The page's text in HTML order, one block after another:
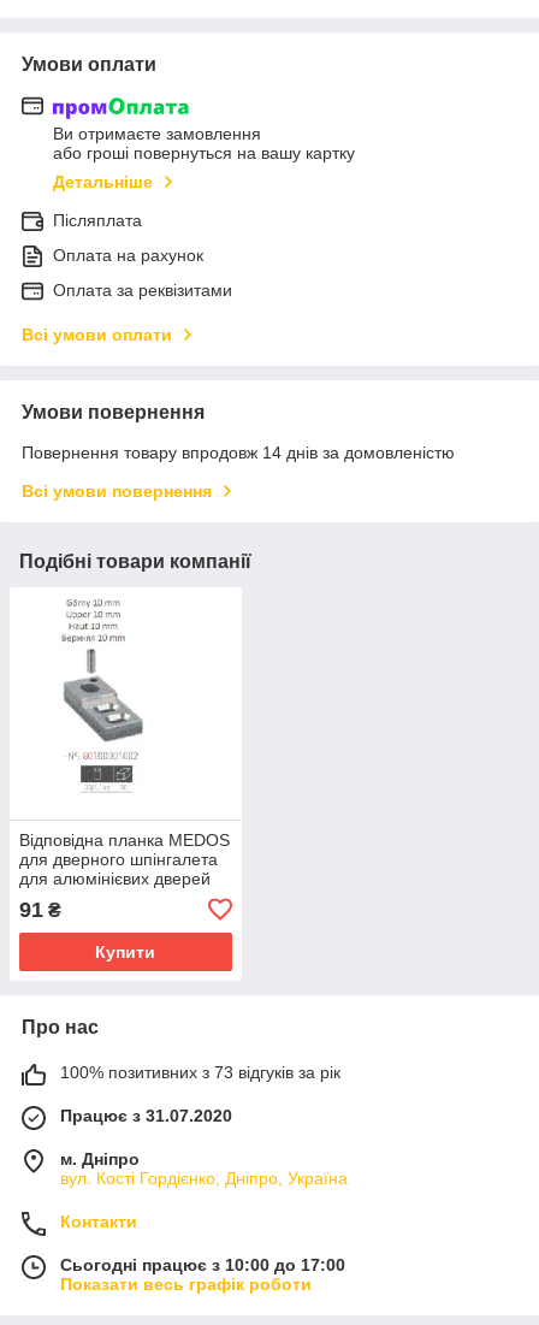
Умови оплати
Ви отримаєте замовлення
або гроші повернуться на вашу картку
Детальніше
Післяплата
Оплата на рахунок
Оплата за реквізитами
Всі умови оплати
Умови повернення
Повернення товару впродовж 14 днів за домовленістю
Всі умови повернення
Подібні товари компанії
Відповідна планка MEDOS
для дверного шпінгалета
для алюмінієвих дверей
91 ₴
Купити
Про нас
100% позитивних з 73 відгуків за рік
Працює з 31.07.2020
м. Дніпро
вул. Кості Гордієнко, Дніпро, Україна
Контакти
Сьогодні працює з 10:00 до 17:00
Показати весь графік роботи